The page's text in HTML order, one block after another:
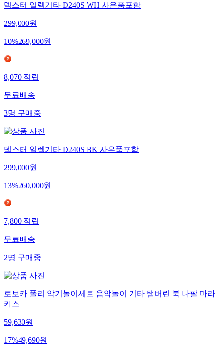
덱스터 일렉기타 D240S WH 사은품포함
299,000원
10%269,000원
8,070적립
무료배송
3명구매중
덱스터 일렉기타 D240S BK 사은품포함
299,000원
13%260,000원
7,800적립
무료배송
2명구매중
로보카 폴리 악기놀이세트 음악놀이 기타 탬버린 북 나팔 마라
카스
59,630원
17%49,690원